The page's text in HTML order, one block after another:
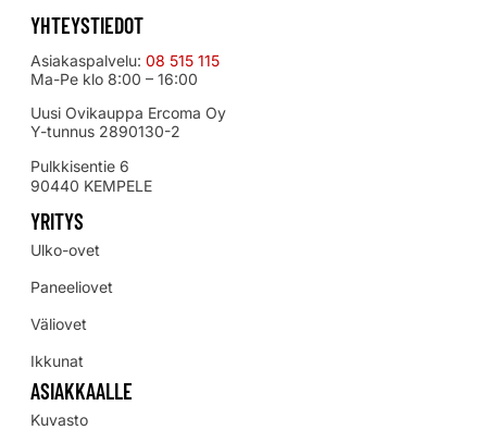
YHTEYSTIEDOT
Asiakaspalvelu: 08 515 115
Ma-Pe klo 8:00 – 16:00
Uusi Ovikauppa Ercoma Oy
Y-tunnus 2890130-2
Pulkkisentie 6
90440 KEMPELE
YRITYS
Ulko-ovet
Paneeliovet
Väliovet
Ikkunat
ASIAKKAALLE
Kuvasto